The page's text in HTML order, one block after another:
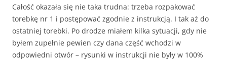
Całość okazała się nie taka trudna: trzeba rozpakować
torebkę nr 1 i postępować zgodnie z instrukcją. I tak aż do
ostatniej torebki. Po drodze miałem kilka sytuacji, gdy nie
byłem zupełnie pewien czy dana część wchodzi w
odpowiedni otwór – rysunki w instrukcji nie były w 100%